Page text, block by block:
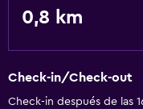
0,8 km
Check-in/Check-out
Check-in después de las